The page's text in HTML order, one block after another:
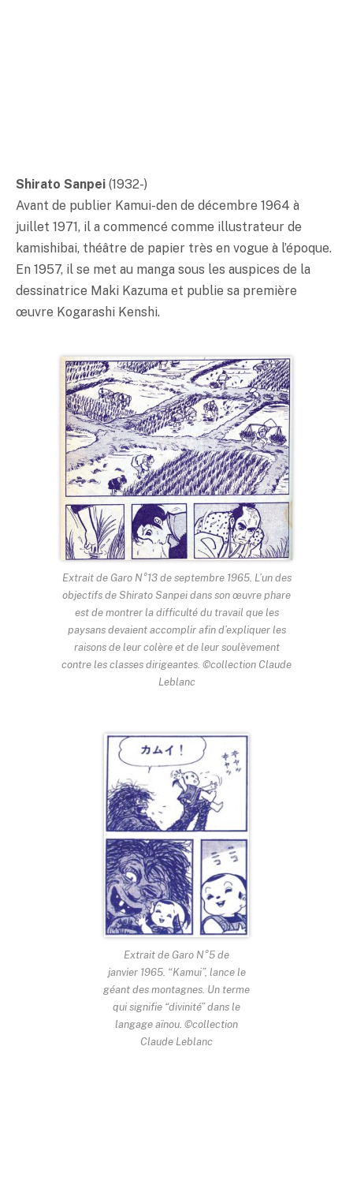
Shirato Sanpei (1932-)
Avant de publier Kamui-den de décembre 1964 à
juillet 1971, il a commencé comme illustrateur de
kamishibai, théâtre de papier très en vogue à l’époque.
En 1957, il se met au manga sous les auspices de la
dessinatrice Maki Kazuma et publie sa première
œuvre Kogarashi Kenshi.
Extrait de Garo N°13 de septembre 1965. L’un des
objectifs de Shirato Sanpei dans son œuvre phare
est de montrer la difficulté du travail que les
paysans devaient accomplir afin d’expliquer les
raisons de leur colère et de leur soulèvement
contre les classes dirigeantes. ©collection Claude
Leblanc
Extrait de Garo N°5 de
janvier 1965. “Kamui”, lance le
géant des montagnes. Un terme
qui signifie “divinité” dans le
langage aïnou. ©collection
Claude Leblanc